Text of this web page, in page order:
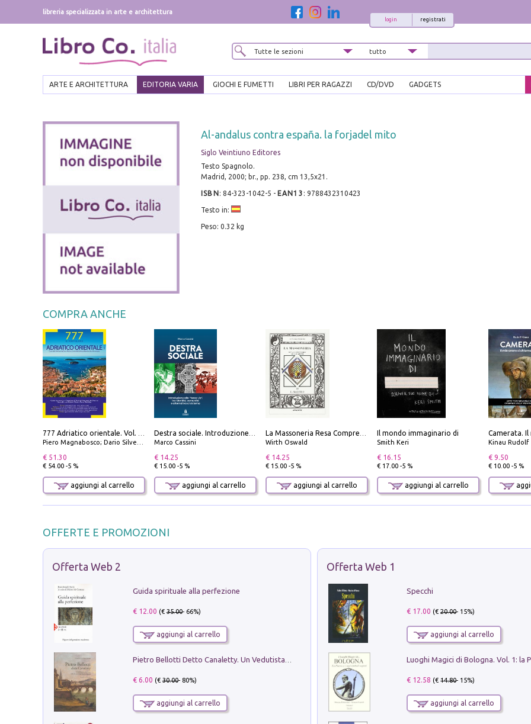
libreria specializzata in arte e architettura
registrati
login
ARTE E ARCHITETTURA EDITORIA VARIA GIOCHI E FUMETTI LIBRI PER RAGAZZI CD/DVD GADGETS
Al-andalus contra españa. la forjadel mito
Siglo Veintiuno Editores
Testo Spagnolo.
Madrid, 2000; br., pp. 238, cm 13,5x21.
ISBN : 84-323-1042-5 - EAN13 : 9788432310423
Testo in:
Peso: 0.32 kg
COMPRA ANCHE
777 Adriatico orientale. Vol. 2: Costa della Dalmazia da Zara a Molunat, Isole della Dalmazia Meridionale e Montenegro
Piero Magnabosco; Dario Silvestro; Marco Sbrizzi
€ 51.30
€ 54.00 -5 %
aggiungi al carrello
Destra sociale. Introduzione alla «terza via», tra identità, comunità e alternativa al sistema
Marco Cassini
€ 14.25
€ 15.00 -5 %
aggiungi al carrello
La Massoneria Resa Comprensibile ai Suoi Adepti. Vol. 3: il Maestro.
Wirth Oswald
€ 14.25
€ 15.00 -5 %
aggiungi al carrello
Il mondo immaginario di
Smith Keri
€ 16.15
€ 17.00 -5 %
aggiungi al carrello
Kinau Rudolf
€ 9.50
€ 10.00 -5 %
OFFERTE E PROMOZIONI
Offerta Web 2
Guida spirituale alla perfezione
€ 12.00 (€35.00- 66%)
aggiungi al carrello
Pietro Bellotti Detto Canaletty. Un Vedutista Veneziano nella Francia dell'Ancien Régime
€ 6.00 (€30.00- 80%)
aggiungi al carrello
Offerta Web 1
Specchi
€ 17.00 (€20.00- 15%)
aggiungi al carrello
€ 12.58 (€14.80- 15%)
aggiungi al carrello